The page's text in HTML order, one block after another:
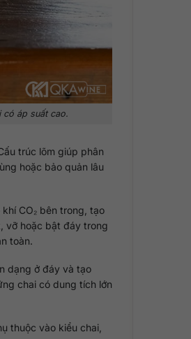
có áp suất cao.
trúc lõm giúp phân
hoặc bảo quản lâu
CO₂ bên trong, tạo
vỡ hoặc bật đáy trong
toàn.
dạng ở đáy và tạo
chai có dung tích lớn
thuộc vào kiểu chai,